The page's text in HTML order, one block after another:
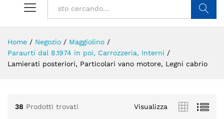
Home / Negozio / Maggiolino /
Paraurti dal 8.1974 in poi, Carrozzeria, Interni /
Lamierati posteriori, Particolari vano motore, Legni cabrio
38 Prodotti trovati Visualizza